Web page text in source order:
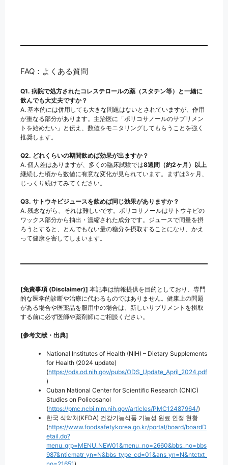
FAQ：よくある質問
Q1. 病院で処方されたコレステロールの薬（スタチン等）と一緒に
飲んでも大丈夫ですか？
A. 基本的には併用しても大きな問題はないとされていますが、作用
が重なる部分があります。主治医に「ポリコサノールのサプリメン
トを始めたい」と伝え、数値をモニタリングしてもらうことを強く
推奨します。
Q2. どれくらいの期間飲めば効果が出ますか？
A. 個人差はありますが、多くの臨床試験では8週間（約2ヶ月）以上
継続した頃から数値に有意な変化が見られています。まずは3ヶ月、
じっくり続けてみてください。
Q3. サトウキビジュースを飲めば同じ効果がありますか？
A. 残念ながら、それは難しいです。ポリコサノールはサトウキビの
ワックス部分から抽出・濃縮された成分です。ジュースで同量を摂
ろうとすると、とんでもない量の糖分を摂取することになり、かえ
って健康を害してしまいます。
[免責事項 (Disclaimer)] 本記事は情報提供を目的としており、専門
的な医学的診断や治療に代わるものではありません。健康上の問題
がある場合や医薬品を服用中の場合は、新しいサプリメントを摂取
する前に必ず医師や薬剤師にご相談ください。
[参考文献・出典]
National Institutes of Health (NIH) – Dietary Supplements
for Health (2024 update)
(https://ods.od.nih.gov/pubs/ODS_Update_April_2024.pdf
)
Cuban National Center for Scientific Research (CNIC)
Studies on Policosanol
(https://pmc.ncbi.nlm.nih.gov/articles/PMC12487964/)
한국 식약처(KFDA) 건강기능식품 기능성 원료 인정 현황
(https://www.foodsafetykorea.go.kr/portal/board/boardD
etail.do?
menu_grp=MENU_NEW01&menu_no=2660&bbs_no=bbs
987&nticmatr_yn=N&bbs_type_cd=01&ans_yn=N&ntctxt_